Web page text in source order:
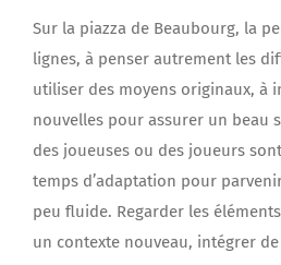
Sur la piazza de Beaubourg, la
lignes, à penser autrement les
utiliser des moyens originaux, à
nouvelles pour assurer un beau
des joueuses ou des joueurs
temps d’adaptation pour
peu fluide. Regarder les
un contexte nouveau, intégrer